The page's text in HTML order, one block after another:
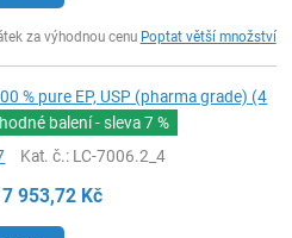
za výhodnou cenu Poptat větší množství
% pure EP, USP (pharma grade) (4
balení - sleva7 %
Kat. č.: LC-7006.2_4
7 953,72 Kč